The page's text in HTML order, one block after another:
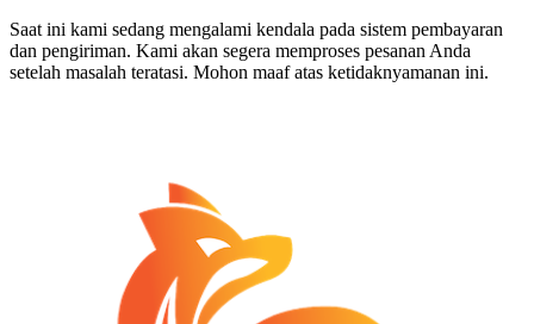
Saat ini kami sedang mengalami kendala pada sistem pembayaran
dan pengiriman. Kami akan segera memproses pesanan Anda
setelah masalah teratasi. Mohon maaf atas ketidaknyamanan ini.